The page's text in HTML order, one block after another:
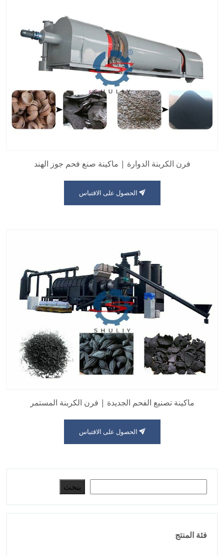
يبحث
فئة المنتج
فرن الكربنة الدوارة | ماكينة صنع فحم جوز الهند
الحصول على الاقتباس
ماكينة تصنيع الفحم الجديدة | فرن الكربنة المستمر
الحصول على الاقتباس